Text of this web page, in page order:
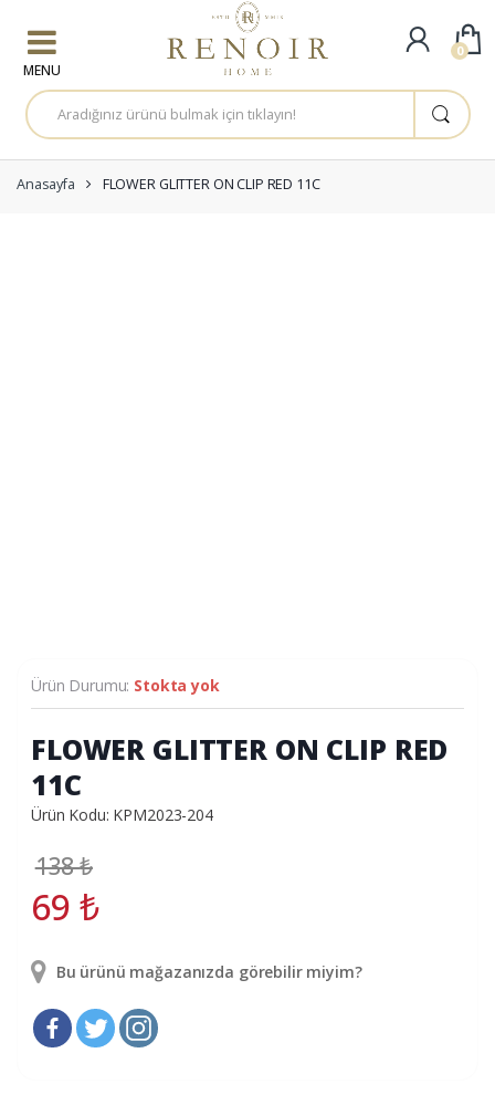
A
r
a
a
:
Anasayfa FLOWER GLITTER ON CLIP RED 11C
Ürün Durumu: Stokta yok
FLOWER GLITTER ON CLIP RED
11C
Ürün Kodu: KPM2023-204
138₺
69 ₺
Bu ürünü mağazanızda görebilir miyim?
0